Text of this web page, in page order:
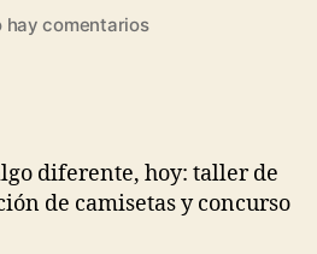
hay comentarios
diferente, hoy: taller de
de camisetas y concurso